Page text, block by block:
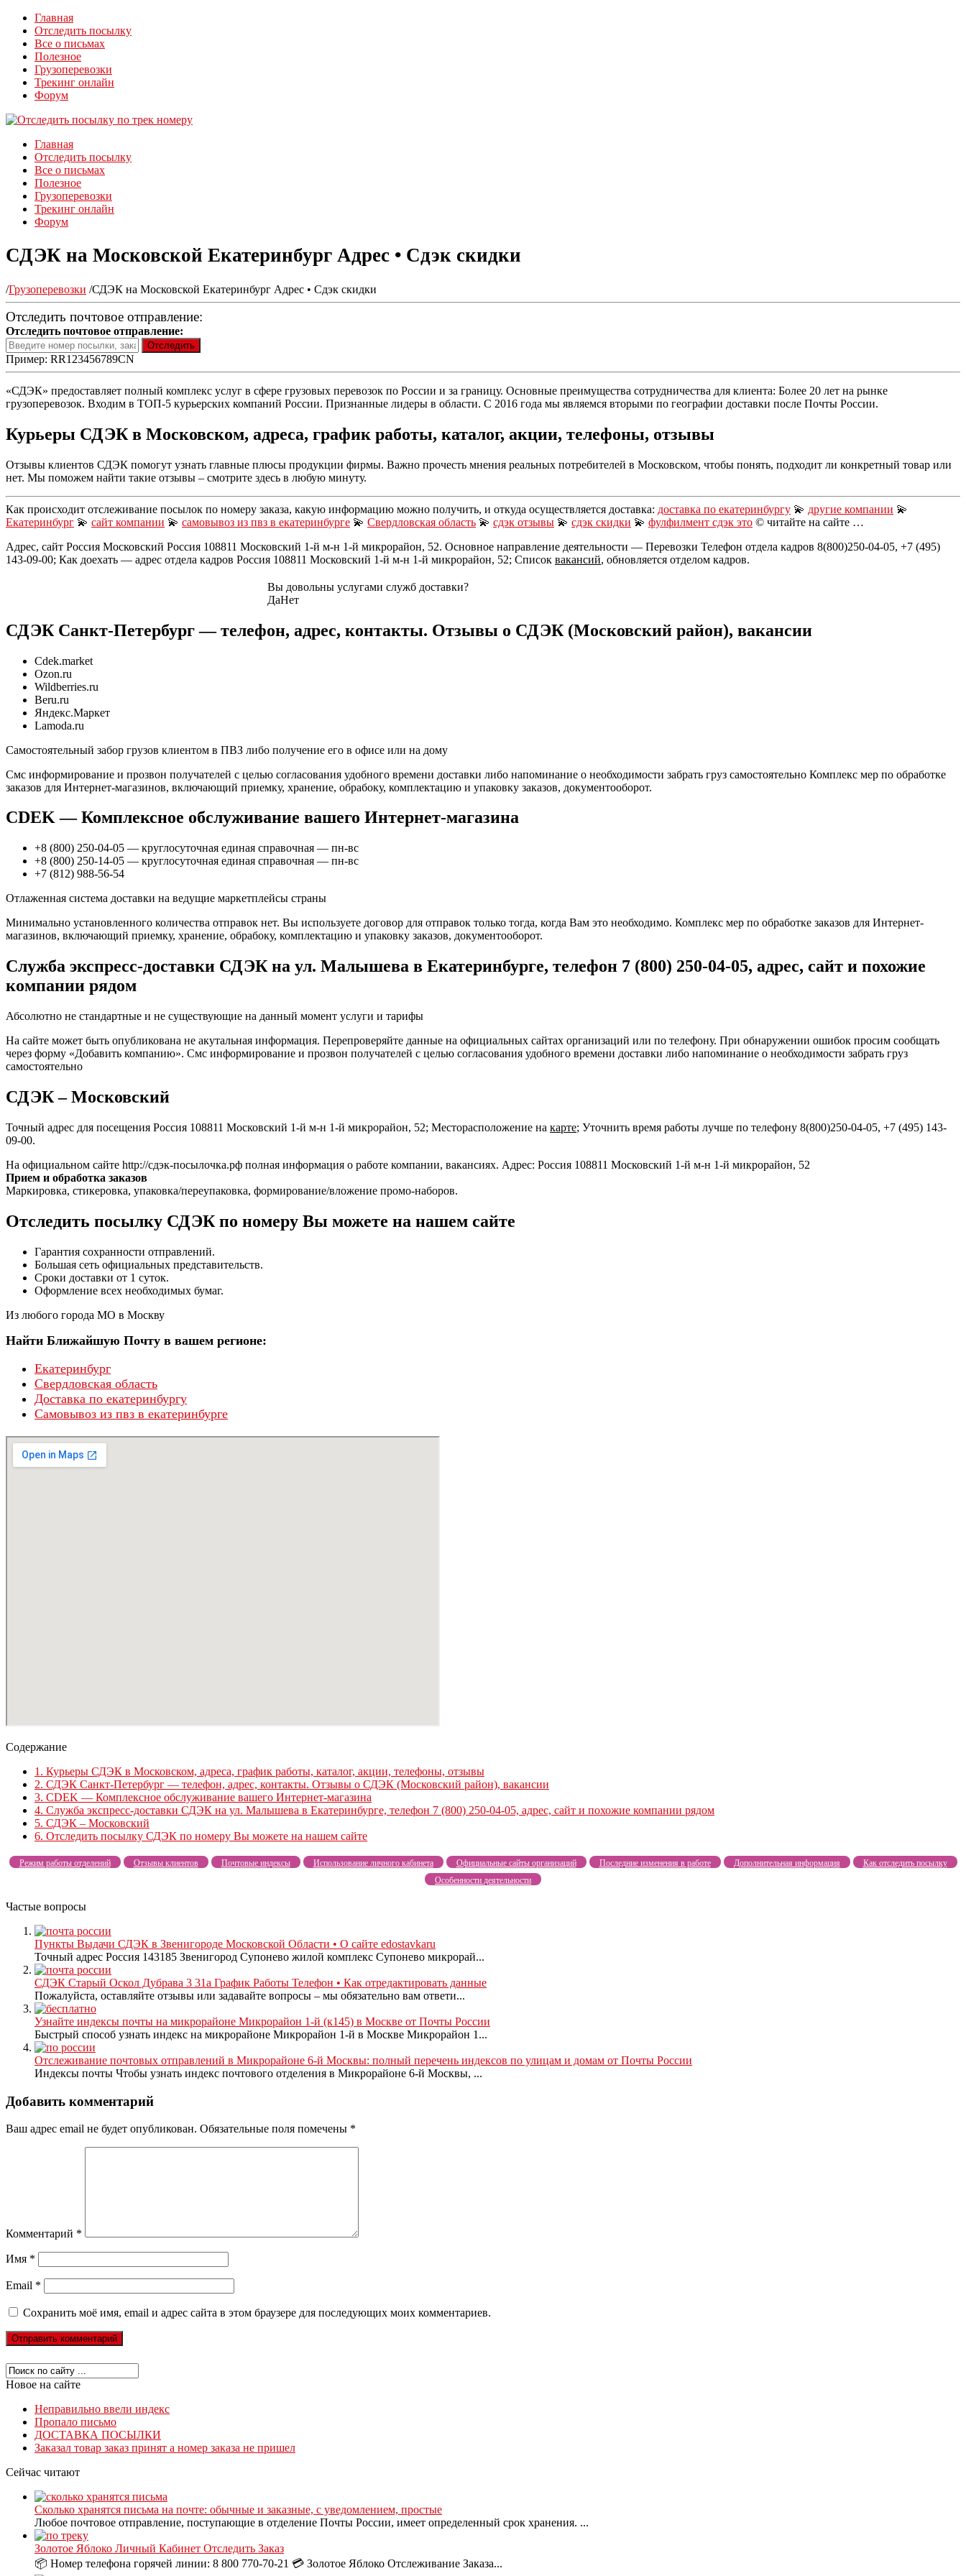
Главная
Отследить посылку
Все о письмах
Полезное
Грузоперевозки
Трекинг онлайн
Форум
Главная
Отследить посылку
Все о письмах
Полезное
Грузоперевозки
Трекинг онлайн
Форум
СДЭК на Московской Екатеринбург Адрес • Сдэк скидки
/Грузоперевозки /СДЭК на Московской Екатеринбург Адрес • Сдэк скидки
Отследить почтовое отправление:
Отследить почтовое отправление:
Пример: RR123456789CN
«СДЭК» предоставляет полный комплекс услуг в сфере грузовых перевозок по России и за границу. Основные преимущества сотрудничества для клиента: Более 20 лет на рынке
грузоперевозок. Входим в ТОП-5 курьерских компаний России. Признанные лидеры в области. С 2016 года мы являемся вторыми по географии доставки после Почты России.
Курьеры СДЭК в Московском, адреса, график работы, каталог, акции, телефоны, отзывы
Отзывы клиентов СДЭК помогут узнать главные плюсы продукции фирмы. Важно прочесть мнения реальных потребителей в Московском, чтобы понять, подходит ли конкретный товар или
нет. Мы поможем найти такие отзывы – смотрите здесь в любую минуту.
Как происходит отслеживание посылок по номеру заказа, какую информацию можно получить, и откуда осуществляется доставка: доставка по екатеринбургу 💫 другие компании 💫
Екатеринбург 💫 сайт компании 💫 самовывоз из пвз в екатеринбурге 💫 Свердловская область 💫 сдэк отзывы 💫 сдэк скидки 💫 фулфилмент сдэк это © читайте на сайте …
Адрес, сайт Россия Московский Россия 108811 Московский 1-й м-н 1-й микрорайон, 52. Основное направление деятельности — Перевозки Телефон отдела кадров 8(800)250-04-05, +7 (495)
143-09-00; Как доехать — адрес отдела кадров Россия 108811 Московский 1-й м-н 1-й микрорайон, 52; Список вакансий, обновляется отделом кадров.
Вы довольны услугами служб доставки?
ДаНет
СДЭК Санкт-Петербург — телефон, адрес, контакты. Отзывы о СДЭК (Московский район), вакансии
Cdek.market
Ozon.ru
Wildberries.ru
Beru.ru
Яндекс.Маркет
Lamoda.ru
Самостоятельный забор грузов клиентом в ПВЗ либо получение его в офисе или на дому
Смс информирование и прозвон получателей с целью согласования удобного времени доставки либо напоминание о необходимости забрать груз самостоятельно Комплекс мер по обработке
заказов для Интернет-магазинов, включающий приемку, хранение, обрабоку, комплектацию и упаковку заказов, документооборот.
CDEK — Комплексное обслуживание вашего Интернет-магазина
+8 (800) 250-04-05 — круглосуточная единая справочная — пн-вс
+8 (800) 250-14-05 — круглосуточная единая справочная — пн-вс
+7 (812) 988-56-54
Отлаженная система доставки на ведущие маркетплейсы страны
Минимально установленного количества отправок нет. Вы используете договор для отправок только тогда, когда Вам это необходимо. Комплекс мер по обработке заказов для Интернет-
магазинов, включающий приемку, хранение, обрабоку, комплектацию и упаковку заказов, документооборот.
Служба экспресс-доставки СДЭК на ул. Малышева в Екатеринбурге, телефон 7 (800) 250-04-05, адрес, сайт и похожие
компании рядом
Абсолютно не стандартные и не существующие на данный момент услуги и тарифы
На сайте может быть опубликована не акутальная информация. Перепроверяйте данные на официальных сайтах организаций или по телефону. При обнаружении ошибок просим сообщать
через форму «Добавить компанию». Смс информирование и прозвон получателей с целью согласования удобного времени доставки либо напоминание о необходимости забрать груз
самостоятельно
СДЭК – Московский
Точный адрес для посещения Россия 108811 Московский 1-й м-н 1-й микрорайон, 52; Месторасположение на карте; Уточнить время работы лучше по телефону 8(800)250-04-05, +7 (495) 143-
09-00.
На официальном сайте http://сдэк-посылочка.рф полная информация о работе компании, вакансиях. Адрес: Россия 108811 Московский 1-й м-н 1-й микрорайон, 52
Прием и обработка заказов
Маркировка, стикеровка, упаковка/переупаковка, формирование/вложение промо-наборов.
Отследить посылку СДЭК по номеру Вы можете на нашем сайте
Гарантия сохранности отправлений.
Большая сеть официальных представительств.
Сроки доставки от 1 суток.
Оформление всех необходимых бумаг.
Из любого города МО в Москву
Найти Ближайшую Почту в вашем регионе:
Екатеринбург
Свердловская область
Доставка по екатеринбургу
Самовывоз из пвз в екатеринбурге
Содержание
1. Курьеры СДЭК в Московском, адреса, график работы, каталог, акции, телефоны, отзывы
2. СДЭК Санкт-Петербург — телефон, адрес, контакты. Отзывы о СДЭК (Московский район), вакансии
3. CDEK — Комплексное обслуживание вашего Интернет-магазина
4. Служба экспресс-доставки СДЭК на ул. Малышева в Екатеринбурге, телефон 7 (800) 250-04-05, адрес, сайт и похожие компании рядом
5. СДЭК – Московский
6. Отследить посылку СДЭК по номеру Вы можете на нашем сайте
Режим работы отделений Отзывы клиентов Почтовые индексы Использование личного кабинета Официальные сайты организаций Последние изменения в работе Дополнительная информация
Как отследить посылку
Особенности деятельности
Частые вопросы
Пункты Выдачи СДЭК в Звенигороде Московской Области • О сайте edostavkaru
Точный адрес Россия 143185 Звенигород Супонево жилой комплекс Супонево микрорай...
СДЭК Старый Оскол Дубрава 3 31а График Работы Телефон • Как отредактировать данные
Пожалуйста, оставляйте отзывы или задавайте вопросы – мы обязательно вам ответи...
Узнайте индексы почты на микрорайоне Микрорайон 1-й (к145) в Москве от Почты России
Быстрый способ узнать индекс на микрорайоне Микрорайон 1-й в Москве Микрорайон 1...
Отслеживание почтовых отправлений в Микрорайоне 6-й Москвы: полный перечень индексов по улицам и домам от Почты России
Индексы почты Чтобы узнать индекс почтового отделения в Микрорайоне 6-й Москвы, ...
Добавить комментарий
Ваш адрес email не будет опубликован. Обязательные поля помечены *
Комментарий *
Имя *
Email *
Сохранить моё имя, email и адрес сайта в этом браузере для последующих моих комментариев.
Новое на сайте
Неправильно ввели индекс
Пропало письмо
ДОСТАВКА ПОСЫЛКИ
Заказал товар заказ принят а номер заказа не пришел
Сейчас читают
Сколько хранятся письма на почте: обычные и заказные, с уведомлением, простые
Любое почтовое отправление, поступающие в отделение Почты России, имеет определенный срок хранения. ...
Золотое Яблоко Личный Кабинет Отследить Заказ
📦 Номер телефона горячей линии: 8 800 770-70-21 💳 Золотое Яблоко Отслеживание Заказа...